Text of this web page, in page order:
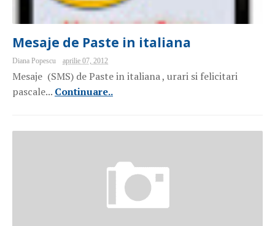
Mesaje de Paste in italiana
Diana Popescu aprilie 07, 2012
Mesaje (SMS) de Paste in italiana , urari si felicitari
pascale... Continuare..